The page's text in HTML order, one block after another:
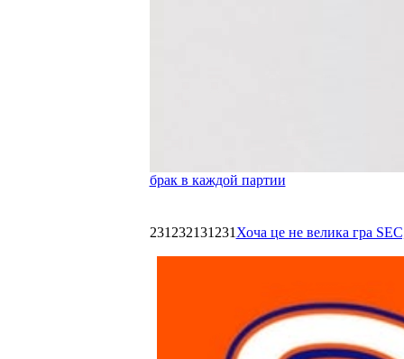
брак в каждой партии
231232131231 Хоча це не велика гра